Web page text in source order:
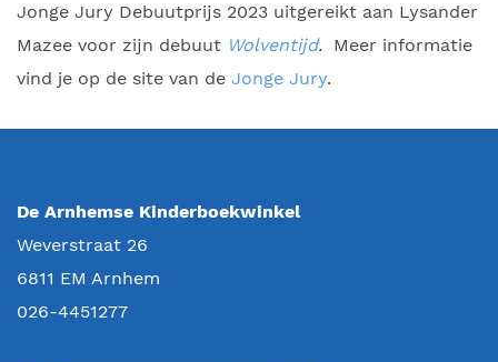
Jonge Jury Debuutprijs 2023 uitgereikt aan Lysander
Mazee voor zijn debuut Wolventijd. Meer informatie
vind je op de site van de Jonge Jury.
De Arnhemse Kinderboekwinkel
Weverstraat 26
6811 EM Arnhem
026-4451277